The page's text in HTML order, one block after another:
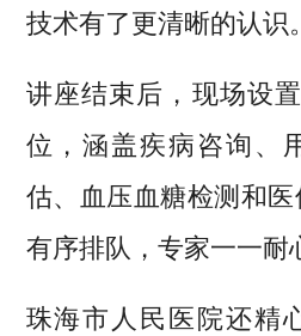
技术有了更清晰的认识。
讲座结束后，现场设
位，涵盖疾病咨询、
估、血压血糖检测和
有序排队，专家一一耐
珠海市人民医院还精